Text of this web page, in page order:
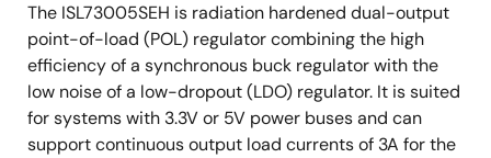
The ISL73005SEH is radiation hardened dual-output
point-of-load (POL) regulator combining the high
efficiency of a synchronous buck regulator with the
low noise of a low-dropout (LDO) regulator. It is suited
for systems with 3.3V or 5V power buses and can
support continuous output load currents of 3A for the